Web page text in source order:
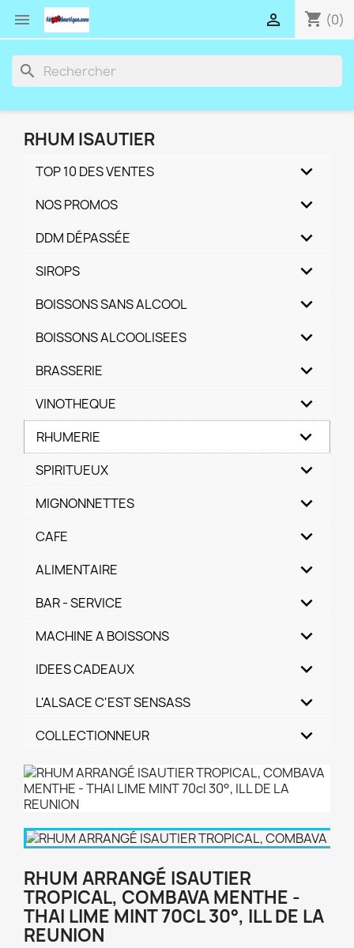
 shopping_cart (0)

search
RHUM ISAUTIER
TOP 10 DES VENTES
NOS PROMOS
DDM DÉPASSÉE
SIROPS
BOISSONS SANS ALCOOL
BOISSONS ALCOOLISEES
BRASSERIE
VINOTHEQUE
RHUMERIE
SPIRITUEUX
MIGNONNETTES
CAFE
ALIMENTAIRE
BAR - SERVICE
MACHINE A BOISSONS
IDEES CADEAUX
L'ALSACE C'EST SENSASS
COLLECTIONNEUR
RHUM ARRANGÉ ISAUTIER
TROPICAL, COMBAVA MENTHE -
THAI LIME MINT 70CL 30°, ILL DE LA
REUNION